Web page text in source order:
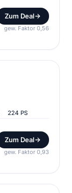
Zum Deal
gew. Faktor 0,56
224 PS
Zum Deal
gew. Faktor 0,93